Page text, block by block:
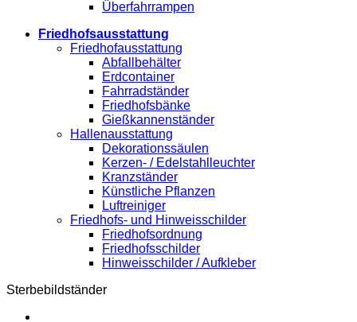
Überfahrrampen
Friedhofsausstattung
Friedhofausstattung
Abfallbehälter
Erdcontainer
Fahrradständer
Friedhofsbänke
Gießkannenständer
Hallenausstattung
Dekorationssäulen
Kerzen- / Edelstahlleuchter
Kranzständer
Künstliche Pflanzen
Luftreiniger
Friedhofs- und Hinweisschilder
Friedhofsordnung
Friedhofsschilder
Hinweisschilder / Aufkleber
Sterbebildständer